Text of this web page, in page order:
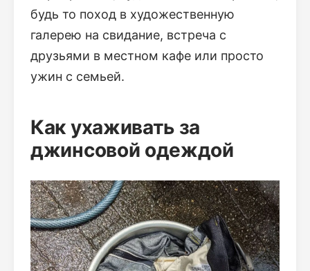
будь то поход в художественную
галерею на свидание, встреча с
друзьями в местном кафе или просто
ужин с семьей.
Как ухаживать за
джинсовой одеждой